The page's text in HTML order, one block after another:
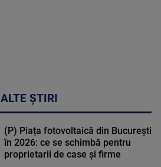
ALTE ȘTIRI
(P) Piața fotovoltaică din București
în 2026: ce se schimbă pentru
proprietarii de case și firme